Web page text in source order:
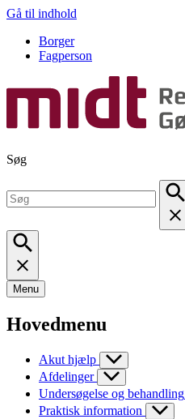
Gå til indhold
Borger
Fagperson
Søg
Menu
Hovedmenu
Akut hjælp
Afdelinger
Undersøgelse og behandling
Praktisk information